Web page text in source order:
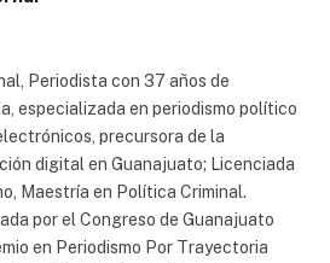
Periodista con 37 años de
especializada en periodismo político
precursora de la
digital en Guanajuato; Licenciada
Maestría en Política Criminal.
por el Congreso de Guanajuato
en Periodismo Por Trayectoria